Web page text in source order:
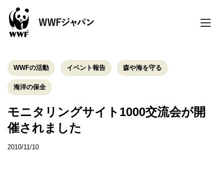
toggle
WWFの活動 イベント報告 森や海を守る
海洋の保全
モニタリングサイト1000交流会が開
催されました
2010/11/10